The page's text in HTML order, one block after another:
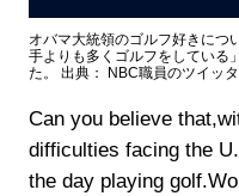
オバマ大統領のゴルフ好きにつ
手よりも多くゴルフをしている
た。 出典： NBC職員のツイッ
Can you believe
difficulties facing the
the day playing